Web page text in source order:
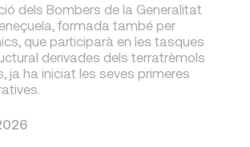
dels Bombers de la Generalitat
formada també per
que participarà en les tasques
derivades dels terratrèmols
ja ha iniciat les seves primeres